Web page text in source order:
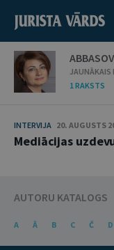
JAUNĀKAIS
1 RAKSTS
INTERVIJA 20. AUGUSTS
Mediācijas
AUTORU KATALOGS
A Ā B C Č D